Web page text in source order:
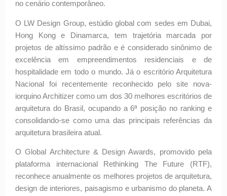
no cenário contemporâneo.
O LW Design Group, estúdio global com sedes em Dubai,
Hong Kong e Dinamarca, tem trajetória marcada por
projetos de altíssimo padrão e é considerado sinônimo de
excelência em empreendimentos residenciais e de
hospitalidade em todo o mundo. Já o escritório Arquitetura
Nacional foi recentemente reconhecido pelo site nova-
iorquino Architizer como um dos 30 melhores escritórios de
arquitetura do Brasil, ocupando a 6ª posição no ranking e
consolidando-se como uma das principais referências da
arquitetura brasileira atual.
O Global Architecture & Design Awards, promovido pela
plataforma internacional Rethinking The Future (RTF),
reconhece anualmente os melhores projetos de arquitetura,
design de interiores, paisagismo e urbanismo do planeta. A